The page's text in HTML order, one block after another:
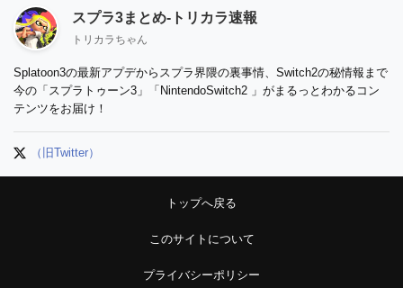
スプラ3まとめ-トリカラ速報
トリカラちゃん
Splatoon3の最新アプデからスプラ界隈の裏事情、Switch2の秘情報まで
今の「スプラトゥーン3」「NintendoSwitch2 」がまるっとわかるコン
テンツをお届け！
（旧Twitter）
トップへ戻る
このサイトについて
プライバシーポリシー